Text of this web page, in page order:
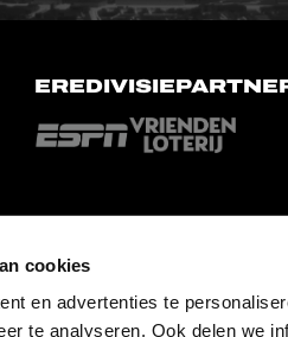
cookies
en advertenties te
te analyseren. Ook delen we